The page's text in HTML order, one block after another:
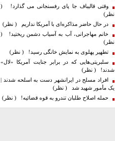
وقتی قالیباف جا پای رفسنجانی می گذارد! (
نظر)
در حال حاضر مذاکره‌ای با آمریکا نداریم ( نظر)
خانم مهاجرانی، آب به آسیاب دشمن ریختید! (
نظر)
تطهیر پهلوی به نمایش خانگی رسید! ( نظر)
سلبریتی‌هایی که در برابر جنایت آمریکا «لال»
شدند! ( نظر)
افراد مسلح در ایرانشهر دست به اسلحه شدند |
یک مأمور شهید شد ( نظر)
حمله اصلاح طلبان تندرو به قوه قضائیه! ( نظر)